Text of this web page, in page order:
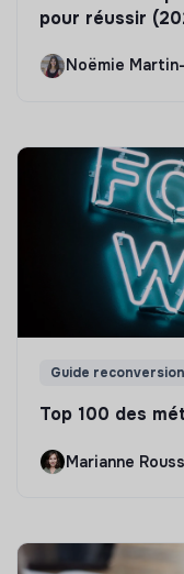
pour réussir
Noëmie
Guide reconversion
Top 100 des
Marianne